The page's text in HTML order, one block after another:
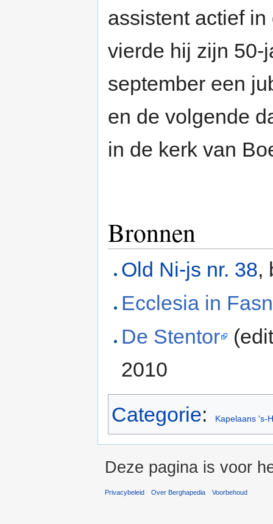
assistent actief
vierde hij zijn 50-
september een
en de volgende
in de kerk van
Bronnen
Old Ni-js nr. 38,
Ecclesia in
De Stentor
2010
Categorie: Kapelaans 's-
Deze pagina is voor
Privacybeleid Over Berghapedia Voorbehoud